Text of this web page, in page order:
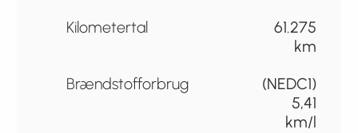
Kilometertal
61.275
km
Brændstofforbrug
(NEDC1)
5,41
km/l